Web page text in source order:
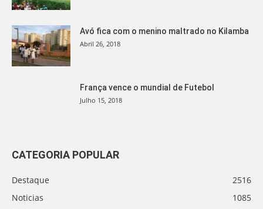
Avó fica com o menino maltrado no Kilamba
Abril 26, 2018
França vence o mundial de Futebol
Julho 15, 2018
CATEGORIA POPULAR
Destaque
2516
Noticias
1085